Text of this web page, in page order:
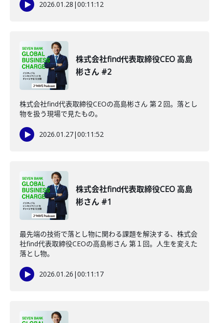
2026.01.28 |00:11:12
株式会社find代表取締役CEO 高島
彬さん #2
株式会社find代表取締役CEOの高島彬さん 第２回。落とし
物を扱う現場で見たもの。
2026.01.27|00:11:52
株式会社find代表取締役CEO 高島
彬さん #1
最先端の技術で落とし物に関わる課題を解決する、株式会
社find代表取締役CEOの高島彬さん 第１回。人生を変えた
落とし物。
2026.01.26 |00:11:17